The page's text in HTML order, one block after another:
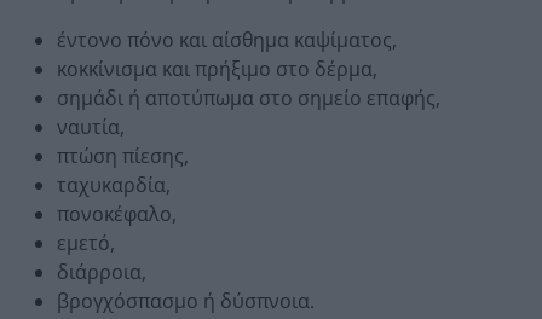
έντονο πόνο και αίσθημα καψίματος,
κοκκίνισμα και πρήξιμο στο δέρμα,
σημάδι ή αποτύπωμα στο σημείο επαφής,
ναυτία,
πτώση πίεσης,
ταχυκαρδία,
πονοκέφαλο,
εμετό,
διάρροια,
βρογχόσπασμο ή δύσπνοια.